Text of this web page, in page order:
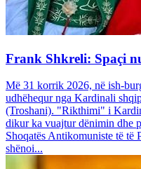
Frank Shkreli: Spaçi
Më 31 korrik 2026, në ish-
udhëhequr nga Kardinali
(Troshani). "Rikthimi" i
dikur ka vuajtur dënimin dhe
Shoqatës Antikomuniste të të
shënoi...